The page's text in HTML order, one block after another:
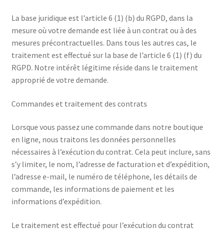
La base juridique est l’article 6 (1) (b) du RGPD, dans la
mesure où votre demande est liée à un contrat ou à des
mesures précontractuelles. Dans tous les autres cas, le
traitement est effectué sur la base de l’article 6 (1) (f) du
RGPD. Notre intérêt légitime réside dans le traitement
approprié de votre demande.
Commandes et traitement des contrats
Lorsque vous passez une commande dans notre boutique
en ligne, nous traitons les données personnelles
nécessaires à l’exécution du contrat. Cela peut inclure, sans
s’y limiter, le nom, l’adresse de facturation et d’expédition,
l’adresse e-mail, le numéro de téléphone, les détails de
commande, les informations de paiement et les
informations d’expédition.
Le traitement est effectué pour l’exécution du contrat